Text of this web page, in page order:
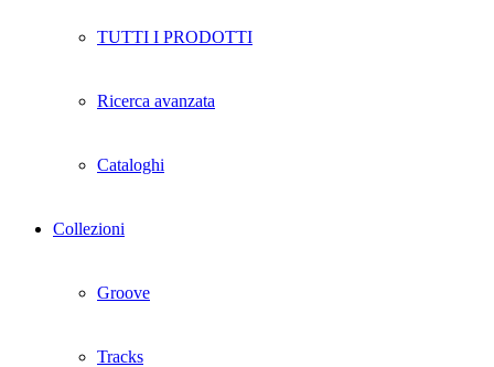
TUTTI I PRODOTTI
Ricerca avanzata
Cataloghi
Collezioni
Groove
Tracks